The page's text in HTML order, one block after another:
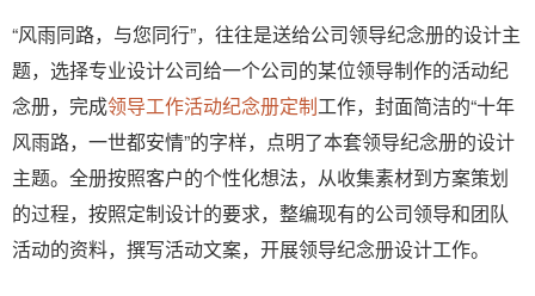
“风雨同路，与您同行”，往往是送给公司领导纪念册的设计主
题，选择专业设计公司给一个公司的某位领导制作的活动纪
念册，完成领导工作活动纪念册定制工作，封面简洁的“十年
风雨路，一世都安情”的字样，点明了本套领导纪念册的设计
主题。全册按照客户的个性化想法，从收集素材到方案策划
的过程，按照定制设计的要求，整编现有的公司领导和团队
活动的资料，撰写活动文案，开展领导纪念册设计工作。